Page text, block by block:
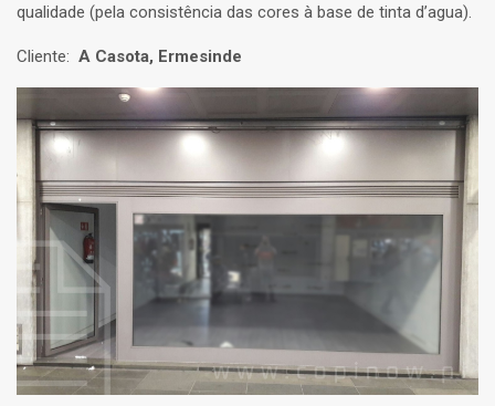
qualidade (pela consistência das cores à base de tinta d’agua).
Cliente: A Casota, Ermesinde